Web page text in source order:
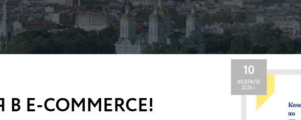
E-COMMERCE!
10
ФЕВРАЛЯ
2026 г.